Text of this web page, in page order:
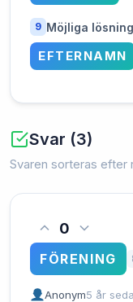
9 Möjliga
EFTERNAMN
Svar (3)
Svaren sorteras
0
FÖRENING
Anonym5 år